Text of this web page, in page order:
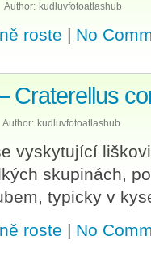
Author: kudluvfotoatlashub
roste | No
Craterellus
Author: kudluvfotoatlashub
vyskytující
skupinách,
typicky v
roste | No